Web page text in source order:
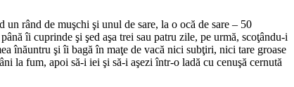
rând de muşchi şi unul de sare, la o ocă de sare – 50
îi cuprinde şi şed aşa trei sau patru zile, pe urmă, scoţându-i
înăuntru şi îi bagă în maţe de vacă nici subţiri, nici tare groase
la fum, apoi să-i iei şi să-i aşezi într-o ladă cu cenuşă cernută